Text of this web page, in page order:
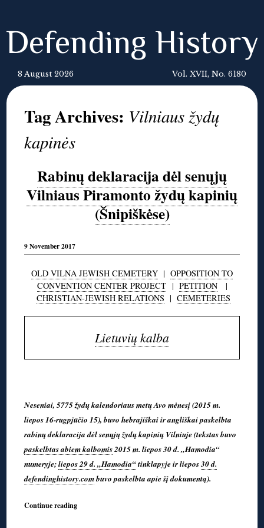
Defending History
8 August 2026 Vol. XVII, No. 6180
Tag Archives: Vilniaus žydų
kapinės
Rabinų deklaracija dėl senųjų
Vilniaus Piramonto žydų kapinių
(Šnipiškėse)
9 November 2017
OLD VILNA JEWISH CEMETERY | OPPOSITION TO
CONVENTION CENTER PROJECT| PETITION|
CHRISTIAN-JEWISH RELATIONS | CEMETERIES
Lietuvių kalba
Neseniai, 5775 žydų kalendoriaus metų Avo mėnesį (2015 m.
liepos 16-rugpjūčio 15), buvo hebrajiškai ir angliškai paskelbta
rabinų deklaracija dėl senųjų žydų kapinių Vilniuje (tekstas buvo
paskelbtas abiem kalbomis2015 m. liepos 30 d. „Hamodia“
numeryje;liepos 29 d. „Hamodia“tinklapyje ir liepos30 d.
defendinghistory.combuvo paskelbta apie šį dokumentą).
Continue reading